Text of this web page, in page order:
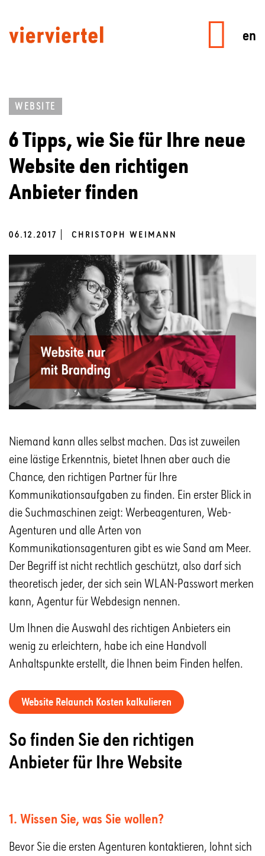
en
WEBSITE
6 Tipps, wie Sie für Ihre neue
Website den richtigen
Anbieter finden
06.12.2017 CHRISTOPH WEIMANN
Niemand kann alles selbst machen. Das ist zuweilen
eine lästige Erkenntnis, bietet Ihnen aber auch die
Chance, den richtigen Partner für Ihre
Kommunikationsaufgaben zu finden. Ein erster Blick in
die Suchmaschinen zeigt: Werbeagenturen, Web-
Agenturen und alle Arten von
Kommunikationsagenturen gibt es wie Sand am Meer.
Der Begriff ist nicht rechtlich geschützt, also darf sich
theoretisch jeder, der sich sein WLAN-Passwort merken
kann, Agentur für Webdesign nennen.
Um Ihnen die Auswahl des richtigen Anbieters ein
wenig zu erleichtern, habe ich eine Handvoll
Anhaltspunkte erstellt, die Ihnen beim Finden helfen.
Website Relaunch Kosten kalkulieren
So finden Sie den richtigen
Anbieter für Ihre Website
1. Wissen Sie, was Sie wollen?
Bevor Sie die ersten Agenturen kontaktieren, lohnt sich